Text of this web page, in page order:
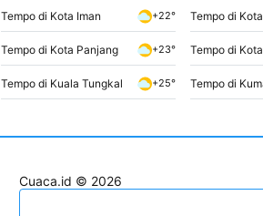
Tempo di Kota Iman +22° Tempo di
Tempo di Kota Panjang +23° Tempo di
Tempo di Kuala Tungkal +25° Tempo di
Cuaca.id © 2026